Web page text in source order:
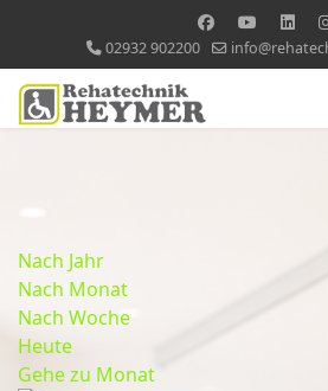
02932 902200
Nach Jahr
Nach Monat
Nach Woche
Heute
Gehe zu Monat